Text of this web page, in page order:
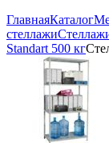
ГлавнаяКаталог
стеллажи
Standart 500 кг